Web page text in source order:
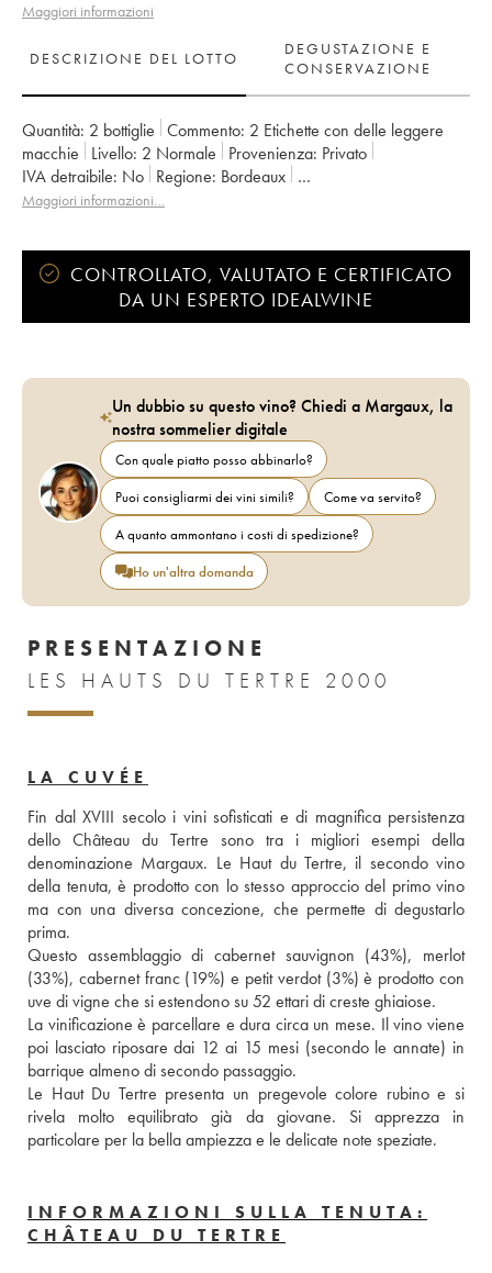
Maggiori informazioni
DESCRIZIONE DEL LOTTO
DEGUSTAZIONE E
CONSERVAZIONE
Quantità: 2 bottiglie Commento: 2 Etichette con delle leggere
macchie
Livello: 2 Normale Provenienza:
privato
IVA detraibile:
no Regione:
Bordeaux
Denominazione:
Margaux
Maggiori informazioni…
CONTROLLATO, VALUTATO E CERTIFICATO
DA UN ESPERTO IDEALWINE
Un dubbio su questo vino? Chiedi a Margaux, la
nostra sommelier digitale
Con quale piatto posso abbinarlo?
Puoi consigliarmi dei vini simili?
Come va servito?
A quanto ammontano i costi di spedizione?
Ho un'altra domanda
PRESENTAZIONE
LES HAUTS DU TERTRE 2000
LA CUVÉE
Fin dal XVIII secolo i vini sofisticati e di magnifica persistenza
dello Château du Tertre sono tra i migliori esempi della
denominazione Margaux. Le Haut du Tertre, il secondo vino
della tenuta, è prodotto con lo stesso approccio del primo vino
ma con una diversa concezione, che permette di degustarlo
prima.
Questo assemblaggio di cabernet sauvignon (43%), merlot
(33%), cabernet franc (19%) e petit verdot (3%) è prodotto con
uve di vigne che si estendono su 52 ettari di creste ghiaiose.
La vinificazione è parcellare e dura circa un mese. Il vino viene
poi lasciato riposare dai 12 ai 15 mesi (secondo le annate) in
barrique almeno di secondo passaggio.
Le Haut Du Tertre presenta un pregevole colore rubino e si
rivela molto equilibrato già da giovane. Si apprezza in
INFORMAZIONI SULLA TENUTA:
CHÂTEAU DU TERTRE